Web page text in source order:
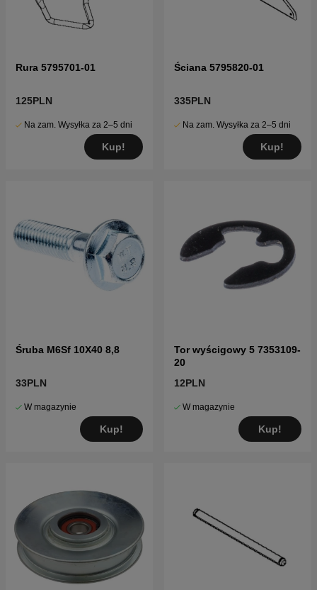
Rura 5795701-01
125PLN
Na zam. Wysyłka za 2–5 dni
Kup!
Ściana 5795820-01
335PLN
Na zam. Wysyłka za 2–5 dni
Kup!
Śruba M6Sf 10X40 8,8
33PLN
W magazynie
Kup!
Tor wyścigowy 5 7353109-
20
12PLN
W magazynie
Kup!